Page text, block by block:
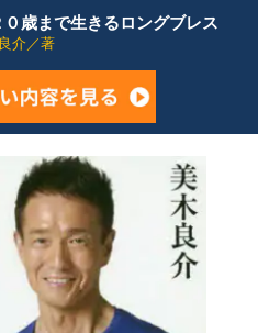
歳まで生きるロングブレス
介／著